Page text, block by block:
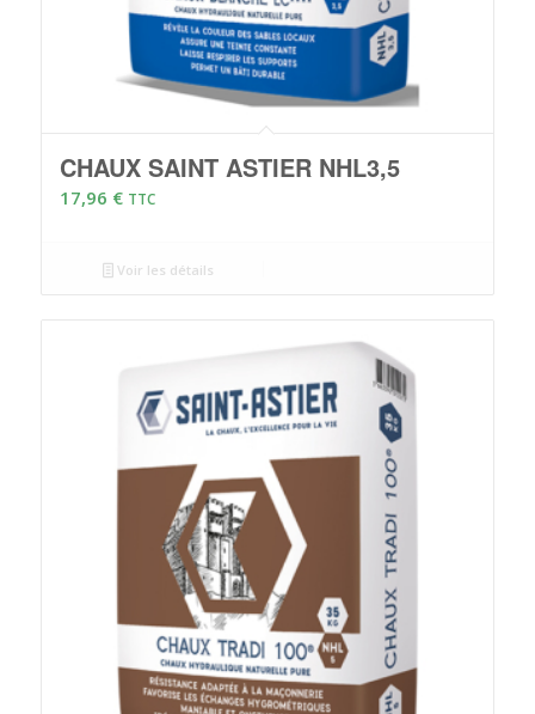
CHAUX SAINT ASTIER NHL3,5
17,96 € TTC
Voir les détails